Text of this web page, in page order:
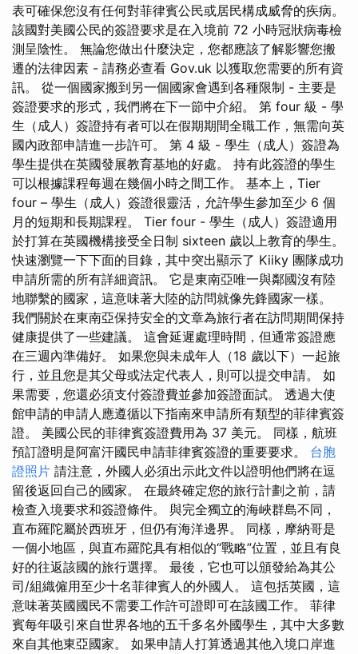
表可確保您沒有任何對菲律賓公民或居民構成威脅的疾病。
該國對美國公民的簽證要求是在入境前 72 小時冠狀病毒檢
測呈陰性。 無論您做出什麼決定，您都應該了解影響您搬
遷的法律因素 - 請務必查看 Gov.uk 以獲取您需要的所有資
訊。 從一個國家搬到另一個國家會遇到各種限制 - 主要是
簽證要求的形式，我們將在下一節中介紹。 第 four 級 - 學
生（成人）簽證持有者可以在假期期間全職工作，無需向英
國內政部申請進一步許可。 第 4 級 - 學生（成人）簽證為
學生提供在英國發展教育基地的好處。 持有此簽證的學生
可以根據課程每週在幾個小時之間工作。 基本上，Tier
four – 學生（成人）簽證很靈活，允許學生參加至少 6 個
月的短期和長期課程。 Tier four - 學生（成人）簽證適用
於打算在英國機構接受全日制 sixteen 歲以上教育的學生。
快速瀏覽一下下面的目錄，其中突出顯示了 Kiiky 團隊成功
申請所需的所有詳細資訊。 它是東南亞唯一與鄰國沒有陸
地聯繫的國家，這意味著大陸的訪問就像先鋒國家一樣。
我們關於在東南亞保持安全的文章為旅行者在訪問期間保持
健康提供了一些建議。 這會延遲處理時間，但通常簽證應
在三週內準備好。 如果您與未成年人（18 歲以下）一起旅
行，並且您是其父母或法定代表人，則可以提交申請。 如
果需要，您還必須支付簽證費並參加簽證面試。 透過大使
館申請的申請人應遵循以下指南來申請所有類型的菲律賓簽
證。 美國公民的菲律賓簽證費用為 37 美元。 同樣，航班
預訂證明是阿富汗國民申請菲律賓簽證的重要要求。 台胞
證照片 請注意，外國人必須出示此文件以證明他們將在逗
留後返回自己的國家。 在最終確定您的旅行計劃之前，請
檢查入境要求和簽證條件。 與完全獨立的海峽群島不同，
直布羅陀屬於西班牙，但仍有海洋邊界。 同樣，摩納哥是
一個小地區，與直布羅陀具有相似的“戰略”位置，並且有良
好的往返該國的旅行選擇。 最後，它也可以頒發給為其公
司/組織僱用至少十名菲律賓人的外國人。 這包括英國，這
意味著英國國民不需要工作許可證即可在該國工作。 菲律
賓每年吸引來自世界各地的五千多名外國學生，其中大多數
來自其他東亞國家。 如果申請人打算透過其他入境口岸進